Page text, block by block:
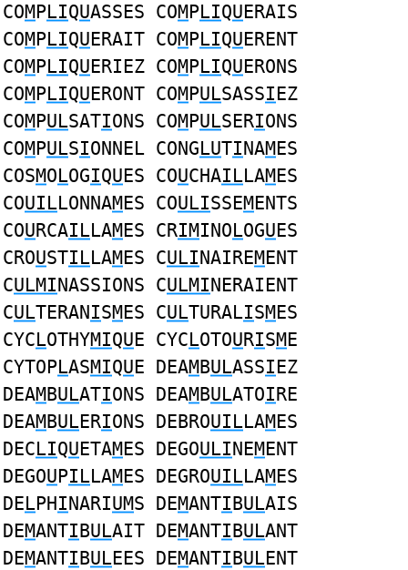
COMPLIQUASSES COMPLIQUERAIS
COMPLIQUERAIT COMPLIQUERENT
COMPLIQUERIEZ COMPLIQUERONS
COMPLIQUERONT COMPULSASSIEZ
COMPULSATIONS COMPULSERIONS
COMPULSIONNEL CONGLUTINAMES
COSMOLOGIQUES COUCHAILLAMES
COUILLONNAMES COULISSEMENTS
COURCAILLAMES CRIMINOLOGUES
CROUSTILLAMES CULINAIREMENT
CULMINASSIONS CULMINERAIENT
CULTERANISMES CULTURALISMES
CYCLOTHYMIQUE CYCLOTOURISME
CYTOPLASMIQUE DEAMBULASSIEZ
DEAMBULATIONS DEAMBULATOIRE
DEAMBULERIONS DEBROUILLAMES
DECLIQUETAMES DEGOULINEMENT
DEGOUPILLAMES DEGROUILLAMES
DELPHINARIUMS DEMANTIBULAIS
DEMANTIBULAIT DEMANTIBULANT
DEMANTIBULEES DEMANTIBULENT